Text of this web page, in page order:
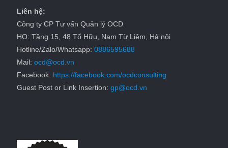
Liên hệ:
Công ty CP Tư vấn Quản lý OCD
HO: Tầng 15, 48 Tố Hữu, Nam Từ Liêm, Hà nội
Hotline/Zalo/Whatsapp: 0886595688
Mail: ocd@ocd.vn
Facebook: https://facebook.com/ocdconsulting
Guest Post or Link Insertion: gp@ocd.vn